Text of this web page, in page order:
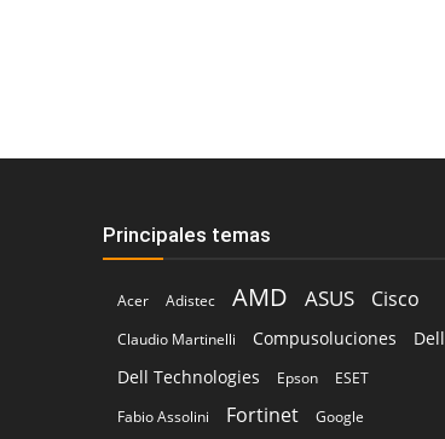
Principales temas
Acer Adistec AMD ASUS Cisco
Claudio Martinelli Compusoluciones
Dell
Dell Technologies
Epson
ESET
Fabio Assolini
Fortinet Google